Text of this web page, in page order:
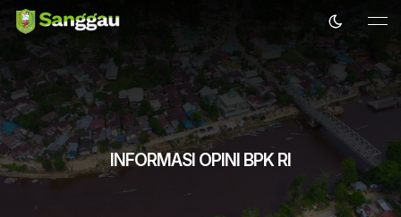
INFORMASI OPINI BPK RI